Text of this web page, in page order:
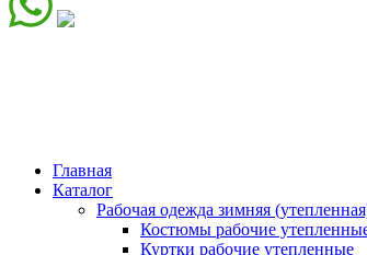
Главная
Каталог
Рабочая одежда зимняя
Костюмы рабочие
Куртки рабочие утепленные